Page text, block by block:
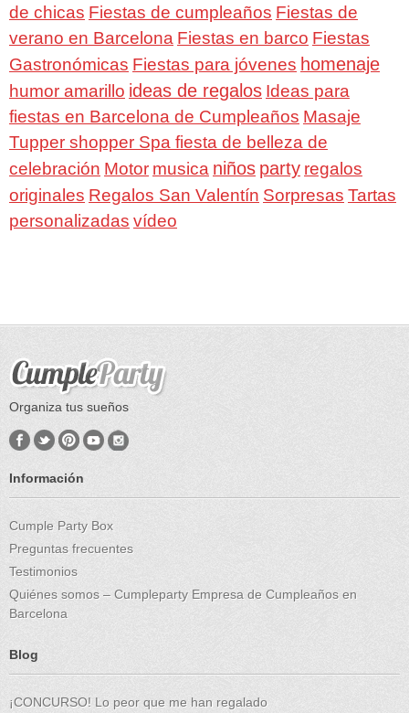
de chicas Fiestas de cumpleaños Fiestas de
verano en Barcelona Fiestas en barco Fiestas
Gastronómicas Fiestas para jóvenes homenaje
humor amarillo ideas de regalos Ideas para
fiestas en Barcelona de Cumpleaños Masaje
Tupper shopper Spa fiesta de belleza de
celebración Motor musica niños party regalos
originales Regalos San Valentín Sorpresas Tartas
personalizadas vídeo
Organiza tus sueños
Información
Cumple Party Box
Preguntas frecuentes
Testimonios
Quiénes somos – Cumpleparty Empresa de Cumpleaños en
Barcelona
Blog
¡CONCURSO! Lo peor que me han regalado